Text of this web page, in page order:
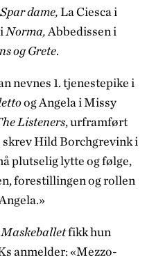
Spar dame,La Ciesca i
Norma, Abbedissen i
og Grete.
nevnes 1. tjenestepike i
og Angela i Missy
Listeners, urframført
skrev Hild Borchgrevink i
plutselig lytte og følge,
forestillingen og rollen
Maskeballetfikk hun
anmelder: «Mezzo­